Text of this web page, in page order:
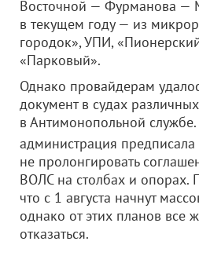
Восточной — Фурманова —
в текущем году — из
городок», УПИ,
«Парковый».
Однако провайдерам
документ в судах
в Антимонопольной службе.
администрация
не пролонгировать
ВОЛС на столбах и опорах.
что с 1 августа начнут
однако от этих планов все
отказаться.